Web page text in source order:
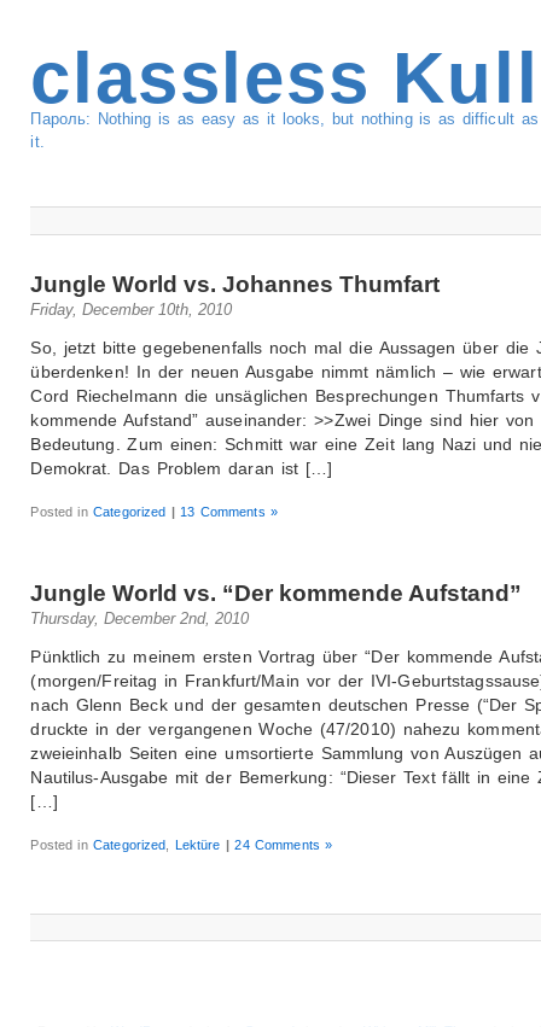
classless
Пароль: Nothing is as easy as it looks, but nothing is as difficult
it.
Jungle World vs. Johannes Thumfart
Friday, December 10th, 2010
So, jetzt bitte gegebenenfalls noch mal die Aussagen über die
überdenken! In der neuen Ausgabe nimmt nämlich – wie
Cord Riechelmann die unsäglichen Besprechungen Thumfarts
kommende Aufstand” auseinander: >>Zwei Dinge sind hier von
Bedeutung. Zum einen: Schmitt war eine Zeit lang Nazi und
Demokrat. Das Problem daran ist […]
Posted inCategorized | 13 Comments »
Jungle World vs. “Der kommende Aufstand”
Thursday, December 2nd, 2010
Pünktlich zu meinem ersten Vortrag über “Der kommende
(morgen/Freitag in Frankfurt/Main vor der IVI-
nach Glenn Beck und der gesamten deutschen Presse (“Der
druckte in der vergangenen Woche (47/2010) nahezu
zweieinhalb Seiten eine umsortierte Sammlung von Auszügen
Nautilus-Ausgabe mit der Bemerkung: “Dieser Text fällt in eine
[…]
Posted inCategorized Lektüre | 24 Comments »